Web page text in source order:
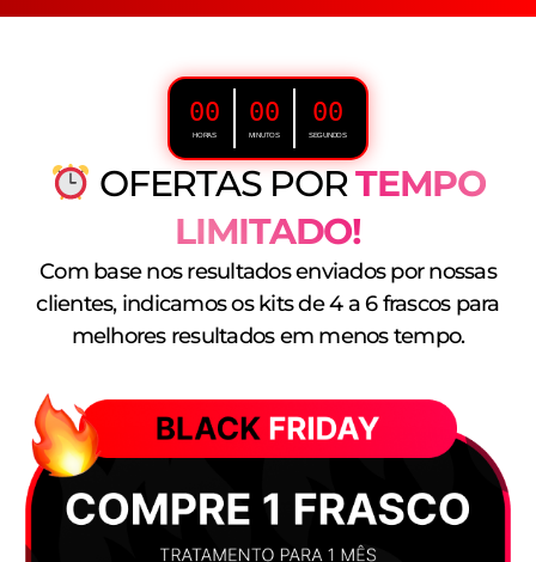
00
HORAS
00
MINUTOS
00
SEGUNDOS
OFERTAS PORTEMPO
LIMITADO!
Com base nos resultados enviados por nossas
clientes, indicamos os kits de 4 a 6 frascos para
melhores resultados em menos tempo.